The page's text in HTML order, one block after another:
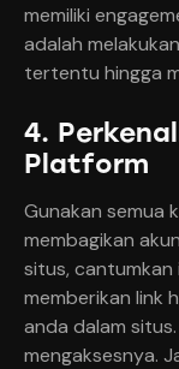
memiliki
adalah
tertentu hingga
4.
Platform
Gunakan semua
membagikan
situs, cantumkan
memberikan link
anda dalam
mengaksesnya.